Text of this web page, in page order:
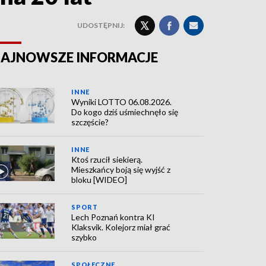
UDOSTĘPNIJ:
INFORMACJE
INNE
Wyniki LOTTO 06.08.2026.
Do kogo dziś uśmiechnęło się
szczęście?
INNE
Ktoś rzucił siekierą.
Mieszkańcy boją się wyjść z
bloku [WIDEO]
SPORT
Lech Poznań kontra KI
Klaksvik. Kolejorz miał grać
szybko